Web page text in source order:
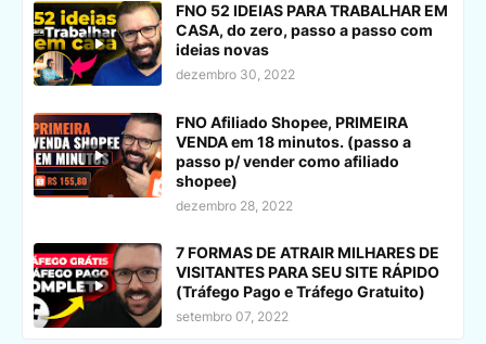
FNO 52 IDEIAS PARA TRABALHAR EM
CASA, do zero, passo a passo com
ideias novas
dezembro 30, 2022
FNO Afiliado Shopee, PRIMEIRA
VENDA em 18 minutos. (passo a
passo p/ vender como afiliado
shopee)
dezembro 28, 2022
7 FORMAS DE ATRAIR MILHARES DE
VISITANTES PARA SEU SITE RÁPIDO
(Tráfego Pago e Tráfego Gratuito)
setembro 07, 2022